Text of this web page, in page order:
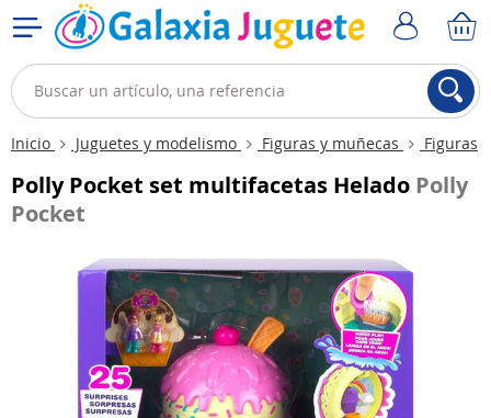
Inicio Juguetes y modelismo Figuras y muñecas Figuras
Polly Pocket set multifacetas Helado Polly
Pocket